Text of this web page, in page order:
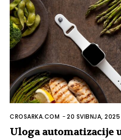
CROSARKA.COM -20 SVIBNJA, 2025
Uloga automatizacije